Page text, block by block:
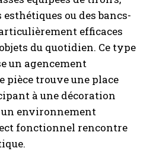
ou des bancs-
efficaces
du quotidien. Ce type
un agencement
pièce trouve une place
à une décoration
un environnement
fonctionnel rencontre